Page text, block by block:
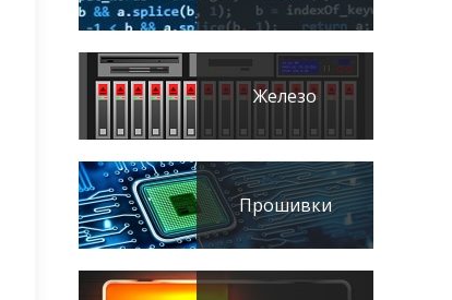
Железо
Прошивки